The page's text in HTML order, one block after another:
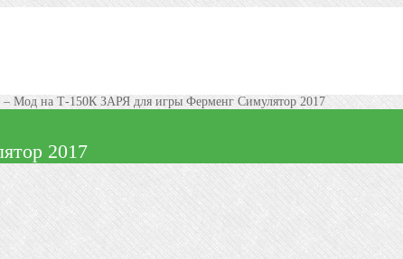
–Мод на Т-150К ЗАРЯ для игры Ферменг Симулятор 2017
2017